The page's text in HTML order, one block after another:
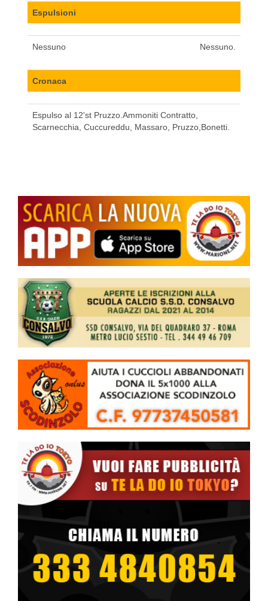
Espulsioni
Nessuno Nessuno.
Cronaca
Espulso al 12'st Pruzzo.Ammoniti Contratto,
Scarnecchia, Cuccureddu, Massaro, Pruzzo,Bonetti.